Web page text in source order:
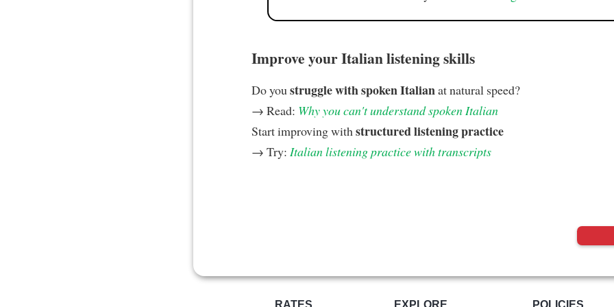
Improve your Italian listening skills
Do you struggle with spoken Italianat natural speed?
→ Read: Why you can't understand spoken Italian
Start improving with structured listening practice
→ Try: Italian listening practice with transcripts
RATES EXPLORE POLICIES